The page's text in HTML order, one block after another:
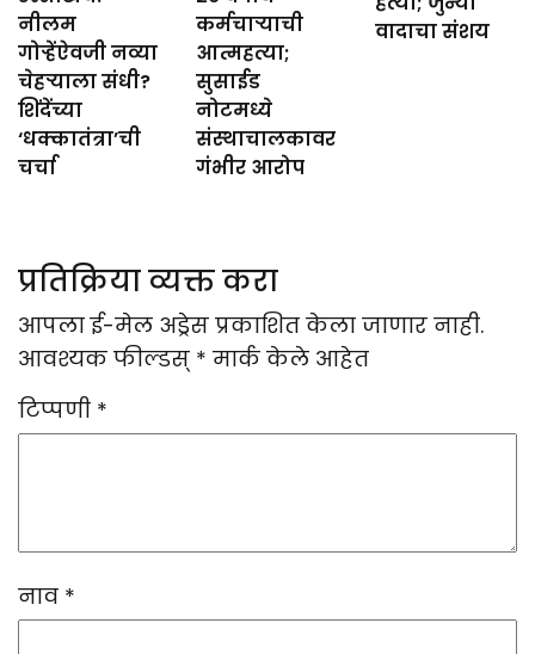
नीलम
गोऱ्हेंऐवजी नव्या
चेहऱ्याला संधी?
शिंदेंच्या
‘धक्कातंत्रा’ची
चर्चा
कर्मचाऱ्याची
आत्महत्या;
सुसाईड
नोटमध्ये
संस्थाचालकावर
गंभीर आरोप
वादाचा संशय
प्रतिक्रिया व्यक्त करा
आपला ई-मेल अड्रेस प्रकाशित केला जाणार नाही.
आवश्यक फील्डस् * मार्क केले आहेत
टिप्पणी *
नाव *